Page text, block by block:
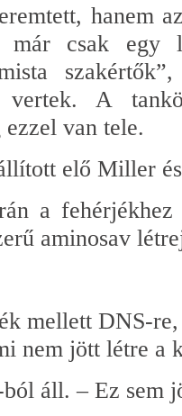
hanem
már csak egy
vertek. A
van tele.
elő Miller
a fehérjékhez
aminosav
mellett DNS-
nem jött létre a
áll. – Ez sem